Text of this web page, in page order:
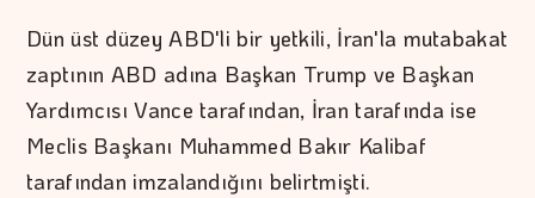
Dün üst düzey ABD'li bir yetkili, İran'la mutabakat
zaptının ABD adına Başkan Trump ve Başkan
Yardımcısı Vance tarafından, İran tarafında ise
Meclis Başkanı Muhammed Bakır Kalibaf
tarafından imzalandığını belirtmişti.